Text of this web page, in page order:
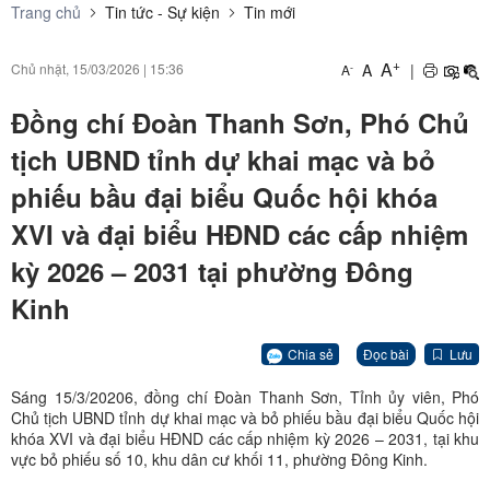
Trang chủ Tin tức - Sự kiện Tin mới
Chủ nhật, 15/03/2026 | 15:36 A- A A+ |
Đồng chí Đoàn Thanh Sơn, Phó Chủ
tịch UBND tỉnh dự khai mạc và bỏ
phiếu bầu đại biểu Quốc hội khóa
XVI và đại biểu HĐND các cấp nhiệm
kỳ 2026 – 2031 tại phường Đông
Kinh
Chia sẻ Đọc bài Lưu
Sáng 15/3/20206, đồng chí Đoàn Thanh Sơn, Tỉnh ủy viên, Phó
Chủ tịch UBND tỉnh dự khai mạc và bỏ phiếu bầu đại biểu Quốc hội
khóa XVI và đại biểu HĐND các cấp nhiệm kỳ 2026 – 2031, tại khu
vực bỏ phiếu số 10, khu dân cư khối 11, phường Đông Kinh.